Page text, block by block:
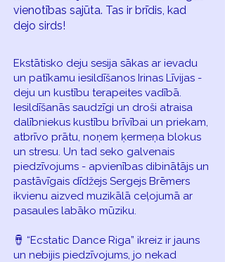
vienotības sajūta. Tas ir brīdis, kad
dejo sirds!
Ekstātisko deju sesija sākas ar ievadu
un patīkamu iesildīšanos Irinas Līvijas -
deju un kustību terapeites vadībā.
Iesildīšanās saudzīgi un droši atraisa
dalībniekus kustību brīvībai un priekam,
atbrīvo prātu, noņem ķermeņa blokus
un stresu. Un tad seko galvenais
piedzīvojums - apvienības dibinātājs un
pastāvīgais dīdžejs Sergejs Brēmers
ikvienu aizved muzikālā ceļojumā ar
pasaules labāko mūziku.
🪘 “Ecstatic Dance Riga” ikreiz ir jauns
un nebijis piedzīvojums, jo nekad